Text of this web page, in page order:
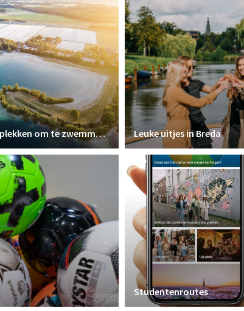
Dit zijn de 7 beste plekken om te zwemmen in Breda Leuke uitjes in Breda
Studentenroutes